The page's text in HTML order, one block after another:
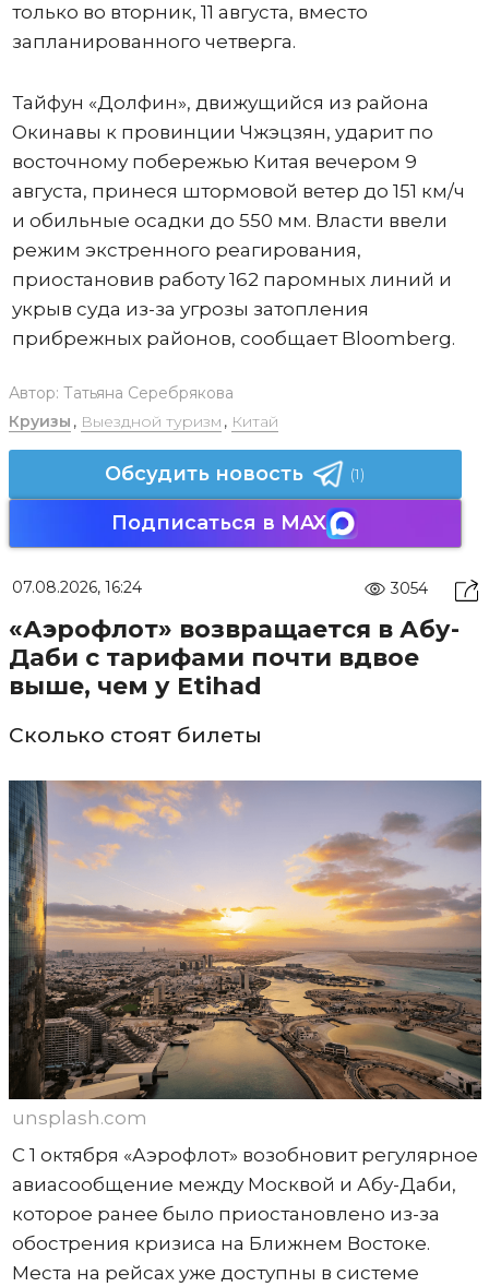
только во вторник, 11 августа, вместо
запланированного четверга.
Тайфун «Долфин», движущийся из района
Окинавы к провинции Чжэцзян, ударит по
восточному побережью Китая вечером 9
августа, принеся штормовой ветер до 151 км/ч
и обильные осадки до 550 мм. Власти ввели
режим экстренного реагирования,
приостановив работу 162 паромных линий и
укрыв суда из-за угрозы затопления
прибрежных районов, сообщает Bloomberg.
Автор: Татьяна Серебрякова
Круизы , Выездной туризм , Китай
Обсудить новость (1)
Подписаться в MAX
07.08.2026, 16:24 3054
«Аэрофлот» возвращается в Абу-
Даби с тарифами почти вдвое
выше, чем у Etihad
Сколько стоят билеты
unsplash.com
С 1 октября «Аэрофлот» возобновит регулярное
авиасообщение между Москвой и Абу-Даби,
которое ранее было приостановлено из-за
обострения кризиса на Ближнем Востоке.
Места на рейсах уже доступны в системе